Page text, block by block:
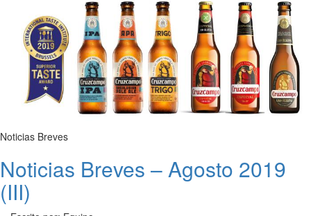
Noticias Breves
Noticias Breves – Agosto 2019
(III)